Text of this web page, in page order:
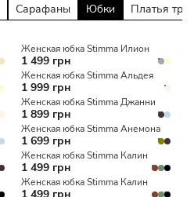
Сарафаны Юбки Платья
Женская юбка Stimma Илион
1 499 грн
Женская юбка Stimma Альдея
1 999 грн
Женская юбка Stimma Джанни
1 899 грн
Женская юбка Stimma Анемона
1 699 грн
Женская юбка Stimma Калин
1 499 грн
Женская юбка Stimma Калин